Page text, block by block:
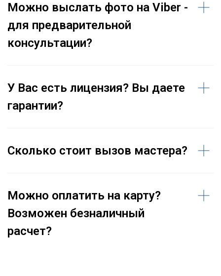
Можно выслать фото на Viber -
для предварительной
консультации?
У Вас есть лицензия? Вы даете
гарантии?
Сколько стоит вызов мастера?
Можно оплатить на карту?
Возможен безналичный
расчет?